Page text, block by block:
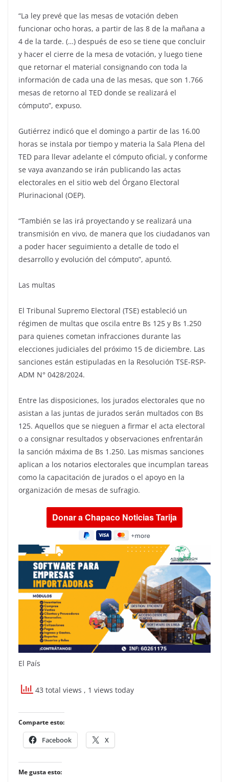
“La ley prevé que las mesas de votación deben
funcionar ocho horas, a partir de las 8 de la mañana a
4 de la tarde. (…) después de eso se tiene que concluir
y hacer el cierre de la mesa de votación, y luego tiene
que retornar el material consignando con toda la
información de cada una de las mesas, que son 1.766
mesas de retorno al TED donde se realizará el
cómputo”, expuso.
Gutiérrez indicó que el domingo a partir de las 16.00
horas se instala por tiempo y materia la Sala Plena del
TED para llevar adelante el cómputo oficial, y conforme
se vaya avanzando se irán publicando las actas
electorales en el sitio web del Órgano Electoral
Plurinacional (OEP).
“También se las irá proyectando y se realizará una
transmisión en vivo, de manera que los ciudadanos van
a poder hacer seguimiento a detalle de todo el
desarrollo y evolución del cómputo”, apuntó.
Las multas
El Tribunal Supremo Electoral (TSE) estableció un
régimen de multas que oscila entre Bs 125 y Bs 1.250
para quienes cometan infracciones durante las
elecciones judiciales del próximo 15 de diciembre. Las
sanciones están estipuladas en la Resolución TSE-RSP-
ADM N° 0428/2024.
Entre las disposiciones, los jurados electorales que no
asistan a las juntas de jurados serán multados con Bs
125. Aquellos que se nieguen a firmar el acta electoral
o a consignar resultados y observaciones enfrentarán
la sanción máxima de Bs 1.250. Las mismas sanciones
aplican a los notarios electorales que incumplan tareas
como la capacitación de jurados o el apoyo en la
organización de mesas de sufragio.
El País
43 total views , 1 views today
Comparte esto:
Facebook X
Me gusta esto: